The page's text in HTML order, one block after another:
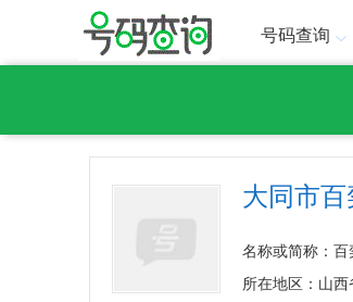
号码查询
大同市百
名称或简称：百
所在地区：山